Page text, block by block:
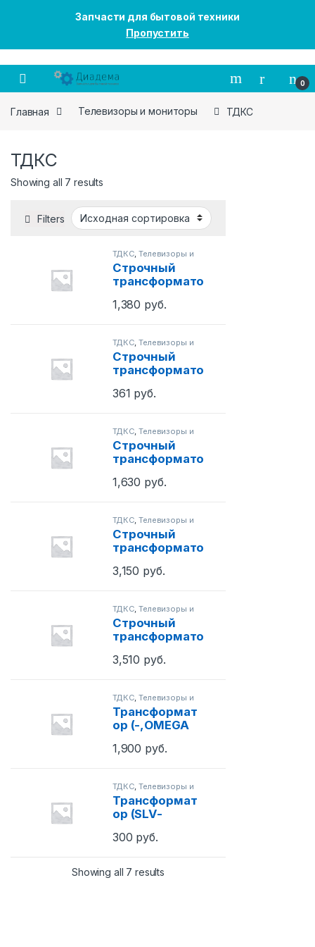
Запчасти для бытовой техники
Пропустить
Перейти к навигации
Перейти к содержанию
0
Главная Телевизоры и мониторы ТДКС
ТДКС
Showing all 7 results
Filters
ТДКС ,Телевизоры и
мониторы
Cтрочный
трансформато
(6174T11004F)
1,380 руб.
ТДКС ,Телевизоры и
мониторы
Cтрочный
трансформато
CL-21M (AA26-
361 руб.
ТДКС ,Телевизоры и
мониторы
Cтрочный
трансформато
34D (AA26-
1,630 руб.
ТДКС ,Телевизоры и
мониторы
Строчный
трансформато
монитора
3,150 руб.
ТДКС ,Телевизоры и
мониторы
Строчный
трансформато
CT-25A6
3,510 руб.
ТДКС ,Телевизоры и
мониторы
Трансформат
ор (-,OMEGA
6.5V, TRANS
1,900 руб.
ТДКС ,Телевизоры и
мониторы
Трансформат
ор (SLV-
50HZ,13V,0.20
TRANS L.V)
300 руб.
Showing all 7 results